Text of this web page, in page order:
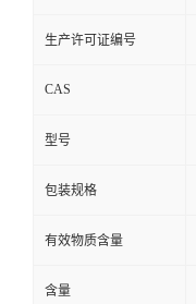
生产许可证编号
CAS
型号
包装规格
有效物质含量
含量